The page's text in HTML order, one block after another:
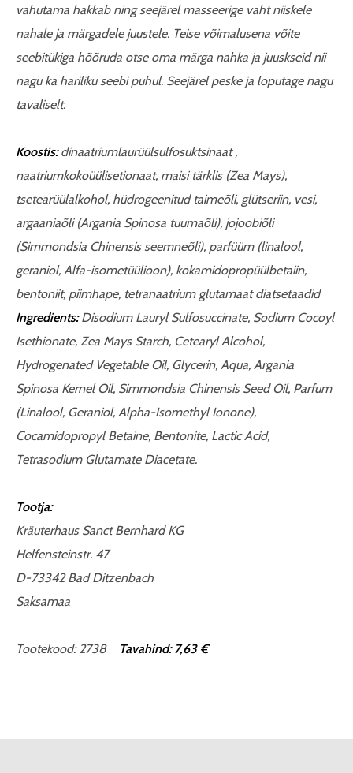
vahutama hakkab ning seejärel masseerige vaht niiskele
nahale ja märgadele juustele. Teise võimalusena võite
seebitükiga hõõruda otse oma märga nahka ja juuskseid nii
nagu ka hariliku seebi puhul. Seejärel peske ja loputage nagu
tavaliselt.
Koostis: dinaatriumlaurüülsulfosuktsinaat ,
naatriumkokoüülisetionaat, maisi tärklis (Zea Mays),
tsetearüülalkohol, hüdrogeenitud taimeõli, glütseriin, vesi,
argaaniaõli (Argania Spinosa tuumaõli), jojoobiõli
(Simmondsia Chinensis seemneõli), parfüüm (linalool,
geraniol, Alfa-isometüülioon), kokamidopropüülbetaiin,
bentoniit, piimhape, tetranaatrium glutamaat diatsetaadid
Ingredients:Disodium Lauryl Sulfosuccinate, Sodium Cocoyl
Isethionate, Zea Mays Starch, Cetearyl Alcohol,
Hydrogenated Vegetable Oil, Glycerin, Aqua, Argania
Spinosa Kernel Oil, Simmondsia Chinensis Seed Oil, Parfum
(Linalool, Geraniol, Alpha-Isomethyl Ionone),
Cocamidopropyl Betaine, Bentonite, Lactic Acid,
Tetrasodium Glutamate Diacetate.
Tootja:
Kräuterhaus Sanct Bernhard KG
Helfensteinstr. 47
D-73342 Bad Ditzenbach
Saksamaa
Tootekood: 2738 Tavahind: 7,63 €